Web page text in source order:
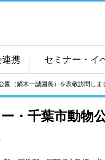
連携 セミナー・イ
園（鏑木一誠園長）を表敬訪問しま
・千葉市動物